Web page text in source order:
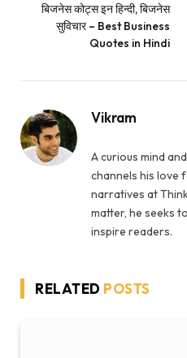
बिजनेस कोट्स इन हिन्दी, बिजनेस
सुविचार – Best Business
Quotes in Hindi
Vikram
A curious mind
channels his love
narratives at
matter, he seeks
inspire readers.
RELATED POSTS